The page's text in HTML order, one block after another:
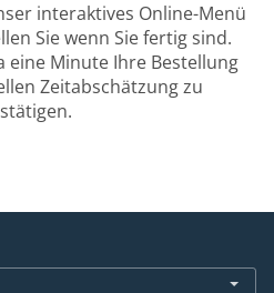
interaktives Online-Menü
Sie wenn Sie fertig sind.
Minute Ihre Bestellung
Zeitabschätzung zu